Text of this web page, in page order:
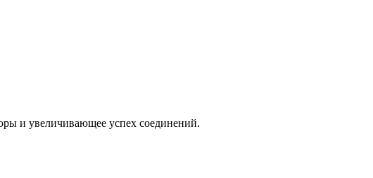
и увеличивающее успех соединений.